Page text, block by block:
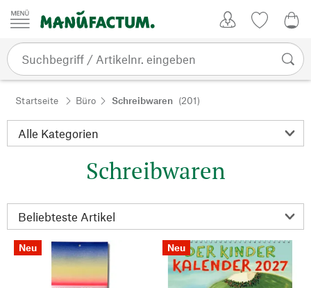
Zum Inhalt springen
Startseite Büro Schreibwaren (201)
Schreibwaren
Neu Neu